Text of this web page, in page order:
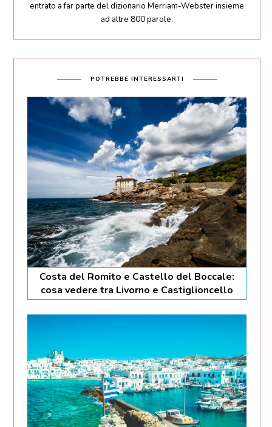
entrato a far parte del dizionario Merriam-Webster insieme
ad altre 800 parole.
POTREBBE INTERESSARTI
Costa del Romito e Castello del Boccale:
cosa vedere tra Livorno e Castiglioncello